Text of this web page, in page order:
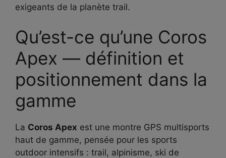
exigeants de la planète trail.
Qu’est-ce qu’une Coros
Apex — définition et
positionnement dans la
gamme
La Coros Apex est une montre GPS multisports
haut de gamme, pensée pour les sports
outdoor intensifs : trail, alpinisme, ski de